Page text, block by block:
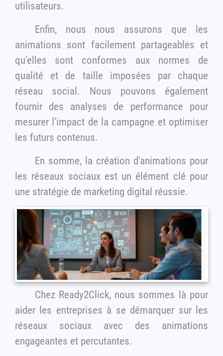
utilisateurs.
Enfin, nous nous assurons que les
animations sont facilement partageables et
qu'elles sont conformes aux normes de
qualité et de taille imposées par chaque
réseau social. Nous pouvons également
fournir des analyses de performance pour
mesurer l'impact de la campagne et optimiser
les futurs contenus.
En somme, la création d'animations pour
les réseaux sociaux est un élément clé pour
une stratégie de marketing digital réussie.
Chez Ready2Click, nous sommes là pour
aider les entreprises à se démarquer sur les
réseaux sociaux avec des animations
engageantes et percutantes.